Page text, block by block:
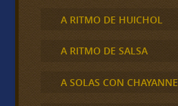
A RITMO DE HUICHOL
A RITMO DE SALSA
A SOLAS CON CHAYANNE